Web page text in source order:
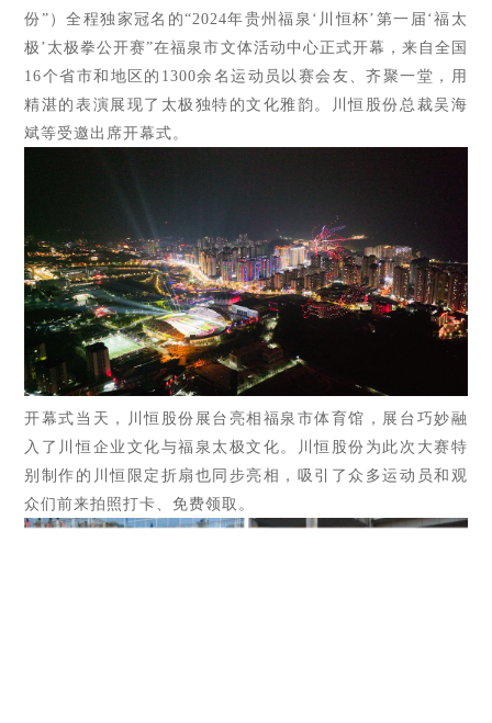
份”）全程独家冠名的“2024年贵州福泉‘川恒杯’第一届‘福太
极’太极拳公开赛”在福泉市文体活动中心正 式开幕，来自全国
16个省市和地区的1300余名运动员以赛会友、齐聚一堂，用
精湛的表演展现了太极独特的文化雅韵。川恒股份总裁吴海
斌等受邀出席开幕式。
开幕式当天，川恒股份展台亮相福泉市体育馆，展台巧妙融
入了川恒企业文化与福泉太极文化。川恒股份为此次大赛特
别制作的川恒限定折扇也同步亮相，吸引了众多运动员和观
众们前来拍照打卡、免费领取。